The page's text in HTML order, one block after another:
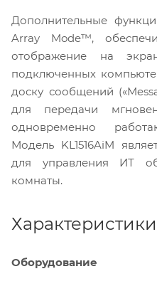
Дополнительные
Array Mode™,
отображение на
подключенных
доску сообщений
для передачи
одновременно
Модель KL1516AiM
для управления ИТ
комнаты.
Характеристики
Оборудование